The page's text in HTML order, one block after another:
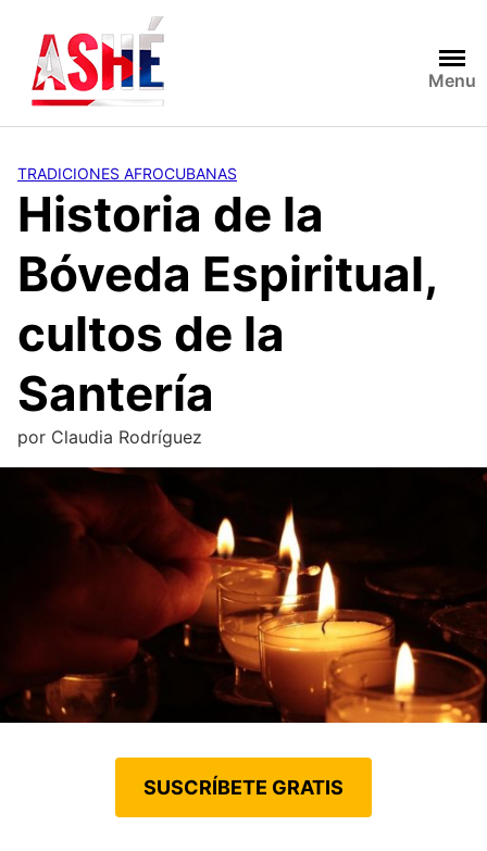
contenido
Menu
TRADICIONES AFROCUBANAS
Historia de la
Bóveda Espiritual,
cultos de la
Santería
por Claudia Rodríguez
SUSCRÍBETE GRATIS